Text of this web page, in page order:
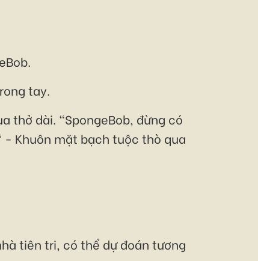
tay.
thở dài. "SpongeBob, đừng có
- Khuôn mặt bạch tuộc thò qua
tiên tri, có thể dự đoán tương